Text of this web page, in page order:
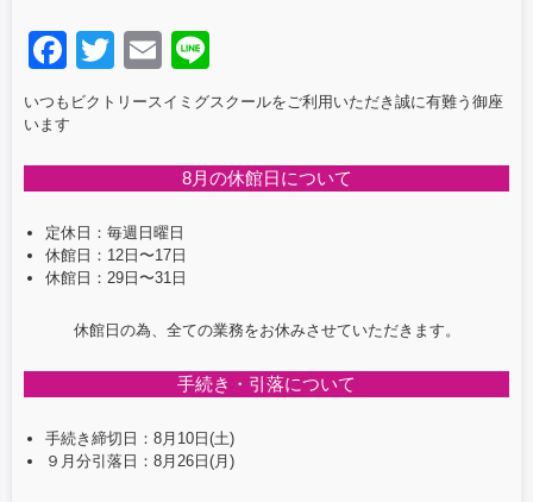
F
a
c
e
b
o
o
k
T
wi
er
E
m n
いつもビクトリースイミグスクールをご利用いただき誠に有難う御座
います
8月の休館日について
定休日：毎週日曜日
休館日：12日〜17日
休館日：29日〜31日
休館日の為、全ての業務をお休みさせていただきます。
手続き・引落について
手続き締切日：8月10日(土)
９月分引落日：8月26日(月)